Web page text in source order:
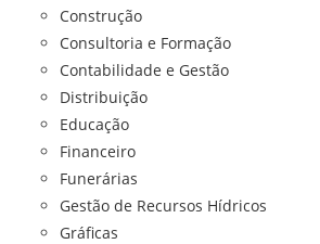
Construção
Consultoria e Formação
Contabilidade e Gestão
Distribuição
Educação
Financeiro
Funerárias
Gestão de Recursos Hídricos
Gráficas